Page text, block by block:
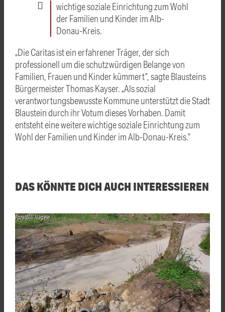
wichtige soziale Einrichtung zum Wohl
der Familien und Kinder im Alb-
Donau-Kreis.
„Die Caritas ist ein erfahrener Träger, der sich
professionell um die schutzwürdigen Belange von
Familien, Frauen und Kinder kümmert“, sagte Blausteins
Bürgermeister Thomas Kayser. „Als sozial
verantwortungsbewusste Kommune unterstützt die Stadt
Blaustein durch ihr Votum dieses Vorhaben. Damit
entsteht eine weitere wichtige soziale Einrichtung zum
Wohl der Familien und Kinder im Alb-Donau-Kreis.“
DAS KÖNNTE DICH AUCH INTERESSIEREN
ForstBW Nägele